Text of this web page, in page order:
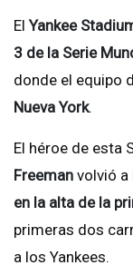
ElYankee
3 de la Serie
donde el equipo
Nueva York.
El héroe de esta
Freeman volvió a
en la alta de la
primeras dos
a los Yankees.